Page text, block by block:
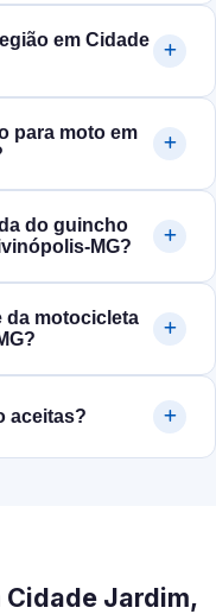
em Cidade
para moto em
do guincho
da motocicleta
aceitas?
Jardim,